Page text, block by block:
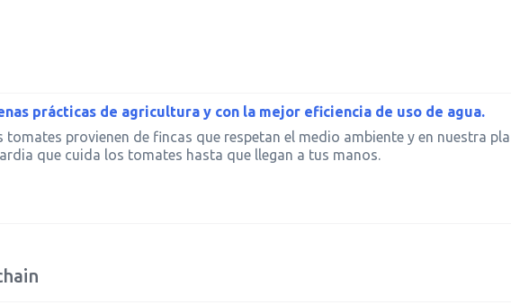
prácticas de agricultura y con la mejor eficiencia de uso de agua.
provienen de fincas que respetan el medio ambiente y en nuestra
que cuida los tomates hasta que llegan a tus manos.